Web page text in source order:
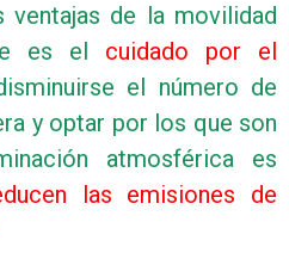
ventajas de la movilidad
es el cuidado por el
el número de
y optar por los que son
atmosférica es
las emisiones de